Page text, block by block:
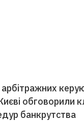
обговорили
банкрутства